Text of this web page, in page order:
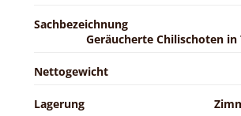
Sachbezeichnung
Geräucherte Chilischoten in
Nettogewicht
Lagerung